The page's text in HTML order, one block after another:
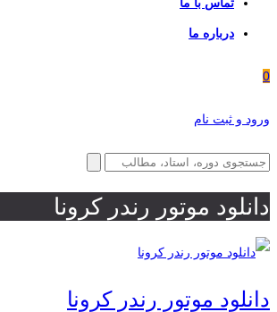
درباره ما
0
ورود و ثبت نام
دانلود موتور رندر کرونا
دانلود موتور رندر کرونا